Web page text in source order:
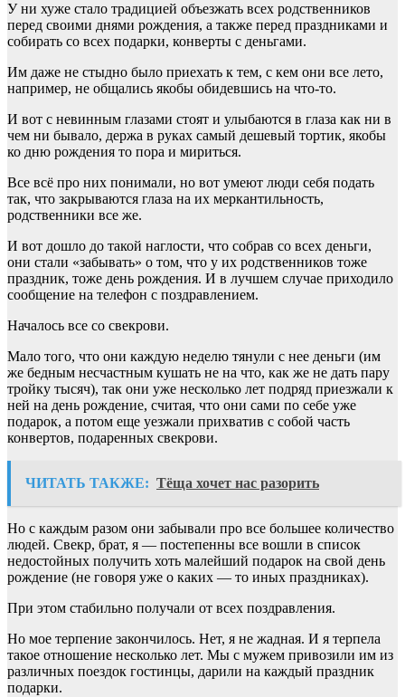
У ни хуже стало традицией объезжать всех родственников
перед своими днями рождения, а также перед праздниками и
собирать со всех подарки, конверты с деньгами.
Им даже не стыдно было приехать к тем, с кем они все лето,
например, не общались якобы обидевшись на что-то.
И вот с невинным глазами стоят и улыбаются в глаза как ни в
чем ни бывало, держа в руках самый дешевый тортик, якобы
ко дню рождения то пора и мириться.
Все всё про них понимали, но вот умеют люди себя подать
так, что закрываются глаза на их меркантильность,
родственники все же.
И вот дошло до такой наглости, что собрав со всех деньги,
они стали «забывать» о том, что у их родственников тоже
праздник, тоже день рождения. И в лучшем случае приходило
сообщение на телефон с поздравлением.
Началось все со свекрови.
Мало того, что они каждую неделю тянули с нее деньги (им
же бедным несчастным кушать не на что, как же не дать пару
тройку тысяч), так они уже несколько лет подряд приезжали к
ней на день рождение, считая, что они сами по себе уже
подарок, а потом еще уезжали прихватив с собой часть
конвертов, подаренных свекрови.
ЧИТАТЬ ТАКЖЕ: Тёща хочет нас разорить
Но с каждым разом они забывали про все большее количество
людей. Свекр, брат, я — постепенны все вошли в список
недостойных получить хоть малейший подарок на свой день
рождение (не говоря уже о каких — то иных праздниках).
При этом стабильно получали от всех поздравления.
Но мое терпение закончилось. Нет, я не жадная. И я терпела
такое отношение несколько лет. Мы с мужем привозили им из
различных поездок гостинцы, дарили на каждый праздник
подарки.